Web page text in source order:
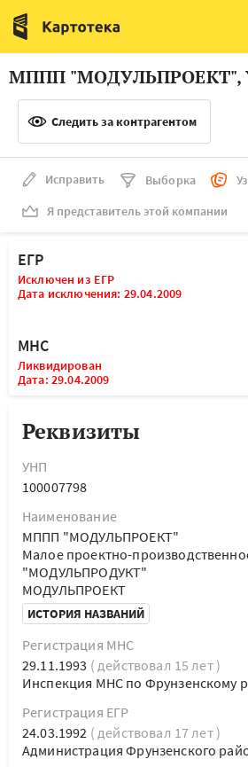
Италия
Люксембург
Нидерланды
МППП "МОДУЛЬПРОЕКТ",
Следить за контрагентом
Исправить Выборка
Я представитель этой компании
ЕГР
Исключен из ЕГР
Дата исключения: 29.04.2009
МНС
Ликвидирован
Дата: 29.04.2009
Реквизиты
УНП
100007798
Наименование
МППП "МОДУЛЬПРОЕКТ"
Малое проектно-
"МОДУЛЬПРОДУКТ"
МОДУЛЬПРОЕКТ
ИСТОРИЯ НАЗВАНИЙ
Регистрация МНС
29.11.1993 ( действовал 15 лет )
Инспекция МНС по Фрунзенскому
Регистрация ЕГР
24.03.1992 ( действовал 17 лет )
Администрация Фрунзенского